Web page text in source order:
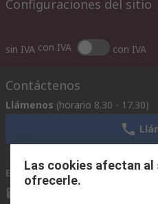
Configuraciones del sitio
sin IVA con IVA con IVA
Contáctenos
Llámenos (horario 8.30 - 17.30)
Envíenos un email usualmente
Las cookies afectan al
ofrecerle.